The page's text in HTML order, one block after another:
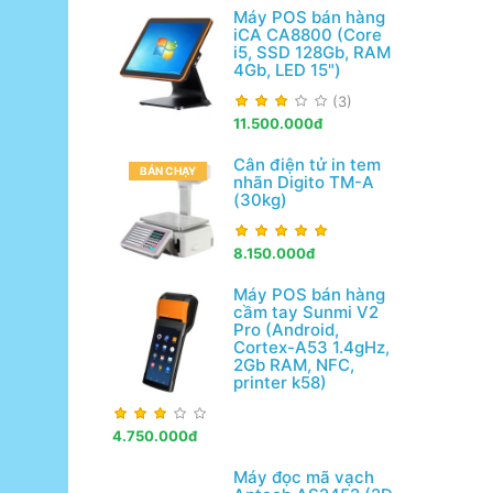
Máy POS bán hàng
iCA CA8800 (Core
i5, SSD 128Gb, RAM
4Gb, LED 15")
(3)
11.500.000đ
BÁN CHẠY
Cân điện tử in tem
nhãn Digito TM-A
(30kg)
8.150.000đ
Máy POS bán hàng
cầm tay Sunmi V2
Pro (Android,
Cortex-A53 1.4gHz,
2Gb RAM, NFC,
printer k58)
4.750.000đ
Máy đọc mã vạch